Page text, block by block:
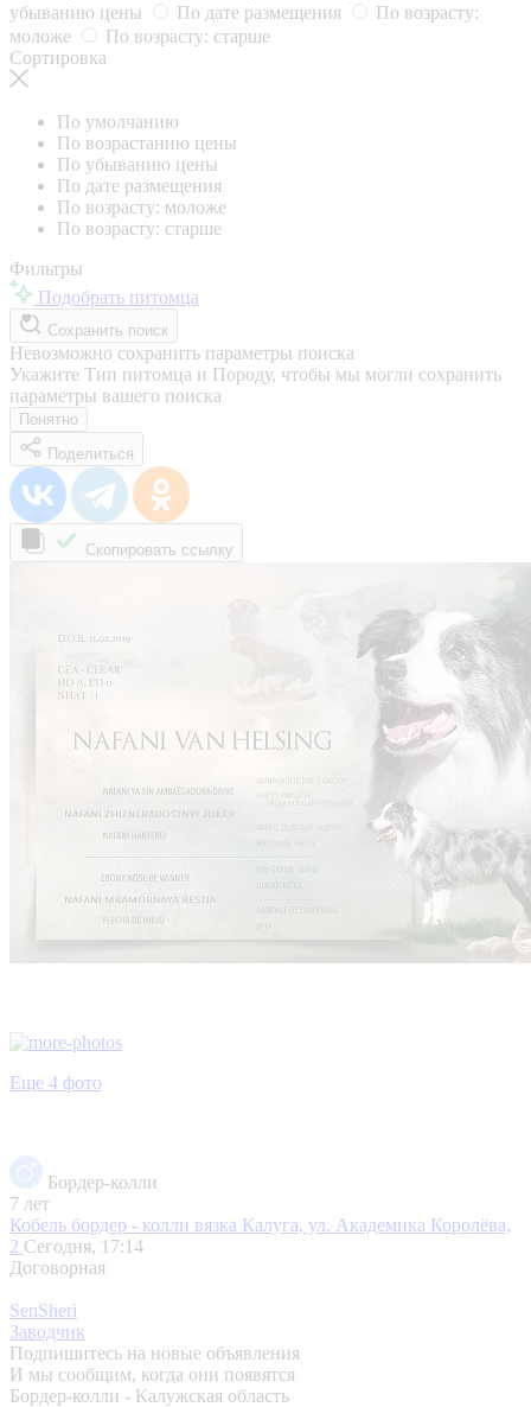
убыванию цены
По дате размещения
По возрасту:
моложе
По возрасту: старше
Сортировка
По умолчанию
По возрастанию цены
По убыванию цены
По дате размещения
По возрасту: моложе
По возрасту: старше
Фильтры
Подобрать питомца
Сохранить поиск
Невозможно сохранить параметры поиска
Укажите Тип питомца и Породу, чтобы мы могли сохранить
параметры вашего поиска
Понятно
Поделиться
Скопировать ссылку
Еще 4 фото
Бордер-колли
7 лет
Кобель бордер - колли вязка Калуга, ул. Академика Королёва,
2 Сегодня, 17:14
Договорная
SenSheri
Заводчик
Подпишитесь на новые объявления
И мы сообщим, когда они появятся
Бордер-колли - Калужская область